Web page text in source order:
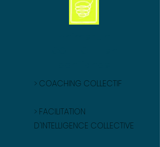
> COACHING COLLECTIF
> FACILITATION
D'INTELLIGENCE COLLECTIVE